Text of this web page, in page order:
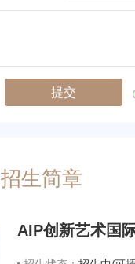
招生简章
AIP创新艺术国